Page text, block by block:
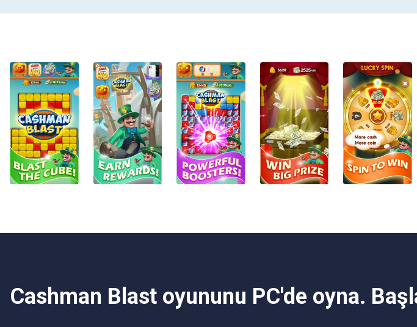
* Game of skill
Download now and enjoy the game!
*This game does not cost any real money.
*Google Inc. does not sponsor, nor in any way affiliated
(1) We do not have in-app purchases, nor do we provide
(2) We have complete guidelines and requirements
http://www.shapekeeper.net/privacy_policy.html
Cashman Blast oyununu PC'de oyna.